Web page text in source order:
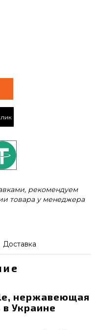
рекомендуем
товара у менеджера
Доставка
нержавеющая
в Украине